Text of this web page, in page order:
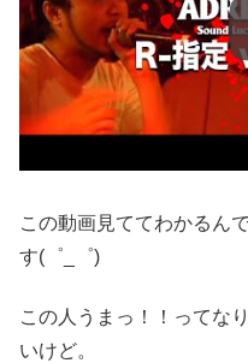
この動画見ててわかるん
す(゜_゜)
この人うまっ！！ってな
いけど。